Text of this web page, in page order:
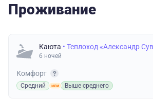
Проживание
Каюта • Теплоход «Александр
6 ночей
Комфорт
Средний Выше среднего